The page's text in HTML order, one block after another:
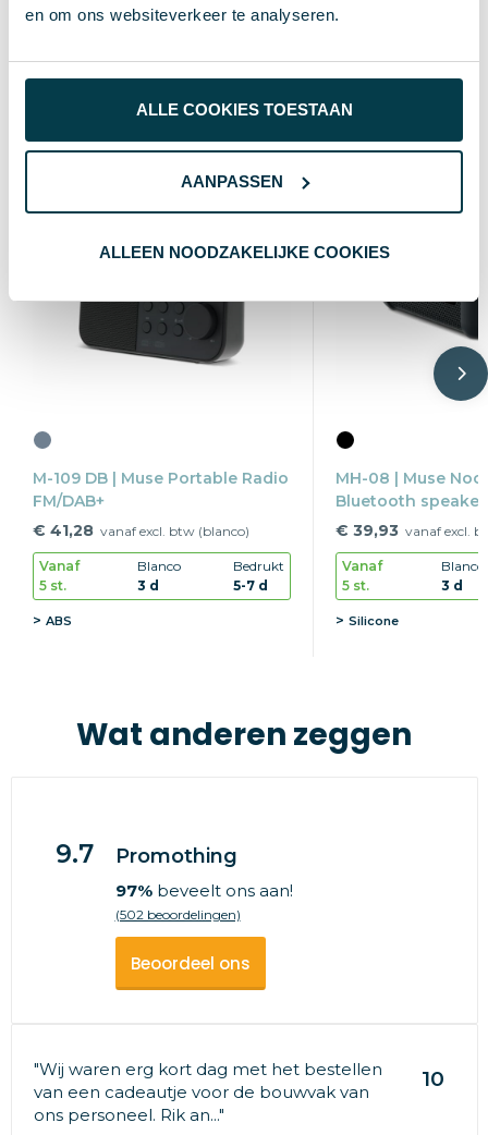
en om ons websiteverkeer te analyseren.
ALLE COOKIES TOESTAAN
AANPASSEN
ALLEEN NOODZAKELIJKE COOKIES
Lengte 6.8 cm
Wat anderen bekijken
M-109 DB | Muse Portable Radio
FM/DAB+
€ 41,28 vanaf excl. btw (blanco)
Vanaf
5 st.
Blanco
3 d
Bedrukt
5-7 d
ABS
MH-08 | Muse
Bluetooth
€ 39,93 vanaf excl.
Vanaf
5 st.
Blanco
3 d
Silicone
Wat anderen zeggen
9.7 Promothing
97%beveelt ons aan!
(502 beoordelingen)
Beoordeel ons
"Wij waren erg kort dag met het bestellen
van een cadeautje voor de bouwvak van
ons personeel. Rik an..."
10